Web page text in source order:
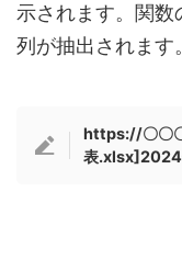
示されます。関
列が抽出されます。
https://〇〇
表.xlsx]2024